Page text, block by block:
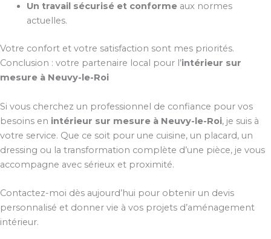
Un travail sécurisé et conformeaux normes
actuelles.
Votre confort et votre satisfaction sont mes priorités.
Conclusion : votre partenaire local pour l’intérieur sur
mesure à Neuvy-le-Roi
Si vous cherchez un professionnel de confiance pour vos
besoins en intérieur sur mesure à Neuvy-le-Roi, je suis à
votre service. Que ce soit pour une cuisine, un placard, un
dressing ou la transformation complète d’une pièce, je vous
accompagne avec sérieux et proximité.
Contactez-moi dès aujourd’hui pour obtenir un devis
personnalisé et donner vie à vos projets d’aménagement
intérieur.